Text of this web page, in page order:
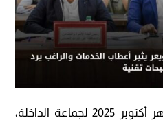
شهدت الدورة العادية لشهر أكتوبر 2025 لجماعة الداخلة،